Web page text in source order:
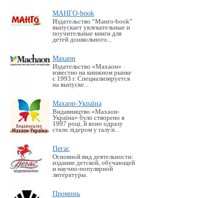
МАНГО-book
Издательство “Манго-book”
выпускает увлекательные и
поучительные книги для
детей дошкольного...
Махаон
Издательство «Махаон»
известно на книжном рынке
с 1993 г. Специализируется
на выпуске...
Махаон-Україна
Видавництво «Махаон-
Україна» було створено в
1997 році, й воно одразу
стало лідером у галузі...
Пегас
Основной вид деятельности:
издание детской, обучающей
и научно-популярной
литературы.
Проминь